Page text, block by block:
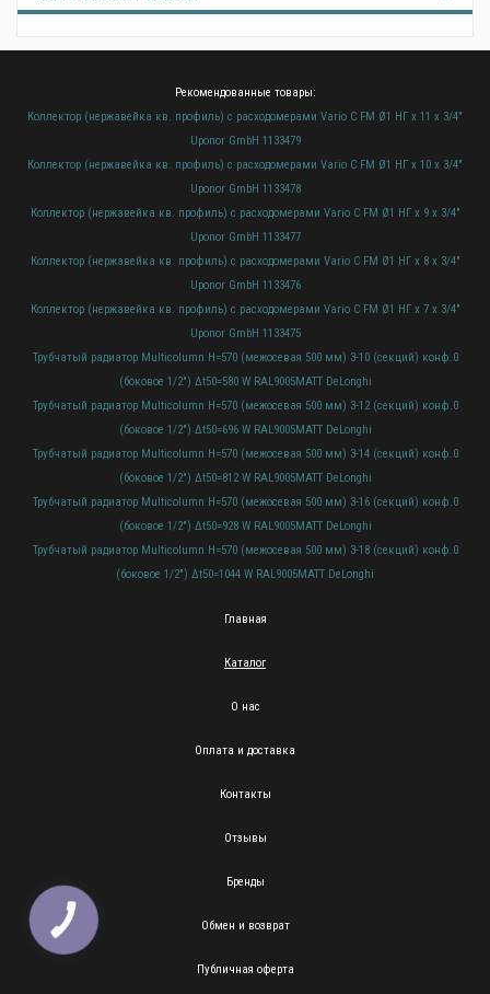
Рекомендованные товары:
Коллектор (нержавейка кв. профиль) с расходомерами Vario C FM Ø1 НГ x 11 х 3/4″
Uponor GmbH 1133479
Коллектор (нержавейка кв. профиль) с расходомерами Vario C FM Ø1 НГ x 10 х 3/4″
Uponor GmbH 1133478
Коллектор (нержавейка кв. профиль) с расходомерами Vario C FM Ø1 НГ x 9 х 3/4″
Uponor GmbH 1133477
Коллектор (нержавейка кв. профиль) с расходомерами Vario C FM Ø1 НГ x 8 х 3/4″
Uponor GmbH 1133476
Коллектор (нержавейка кв. профиль) с расходомерами Vario C FM Ø1 НГ x 7 х 3/4″
Uponor GmbH 1133475
Трубчатый радиатор Multicolumn H=570 (межосевая 500 мм) 3-10 (секций) конф.0
(боковое 1/2") Δt50=580 W RAL9005МATT DeLonghi
Трубчатый радиатор Multicolumn H=570 (межосевая 500 мм) 3-12 (секций) конф.0
(боковое 1/2") Δt50=696 W RAL9005МATT DeLonghi
Трубчатый радиатор Multicolumn H=570 (межосевая 500 мм) 3-14 (секций) конф.0
(боковое 1/2") Δt50=812 W RAL9005МATT DeLonghi
Трубчатый радиатор Multicolumn H=570 (межосевая 500 мм) 3-16 (секций) конф.0
(боковое 1/2") Δt50=928 W RAL9005МATT DeLonghi
Трубчатый радиатор Multicolumn H=570 (межосевая 500 мм) 3-18 (секций) конф.0
(боковое 1/2") Δt50=1044 W RAL9005МATT DeLonghi
Главная
Каталог
О нас
Оплата и доставка
Контакты
Отзывы
Бренды
Обмен и возврат
Публичная оферта
КНОПКА
ЗВ'ЯЗКУ